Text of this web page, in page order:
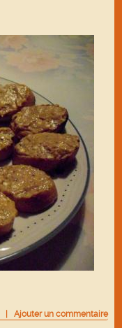
Ajouter un commentaire